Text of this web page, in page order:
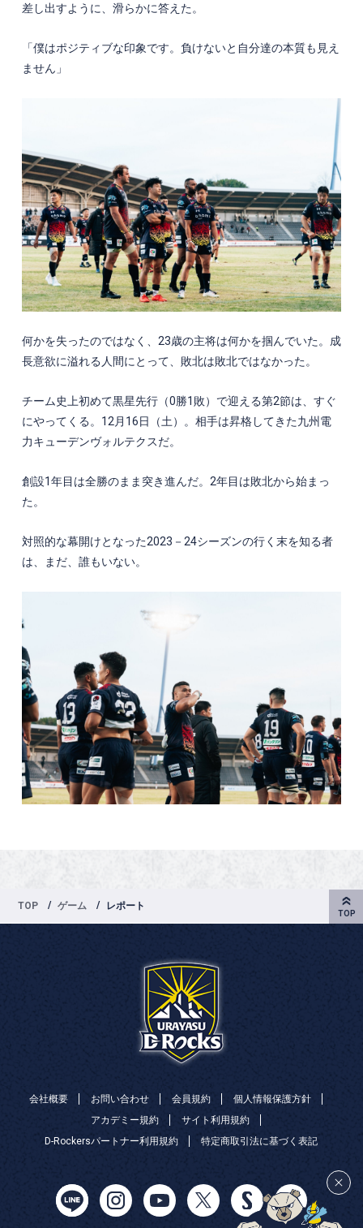
差し出すように、滑らかに答えた。
「僕はポジティブな印象です。負けないと自分達の本質も見え
ません」
何かを失ったのではなく、 23歳の主将は何かを掴んでいた。成
長意欲に溢れる人間にとって、敗北は敗北ではなかった。
チーム史上初めて黒星先行（0勝1 敗）で迎える第2節は、すぐ
にやってくる。 12 月 16日（土）。相手は昇格してきた九州電
力キューデンヴォルテクスだ。
創設1年目は全勝のまま突き進んだ。 2年目は敗北から始まっ
た。
対照的な幕開けとなった2023 － 24シーズンの行く末を知る者
は、まだ、誰もいない。
TOP ゲーム レポート
会社概要 お問い合わせ 会員規約
個人情報保護方針
アカデミー規約
サイト利用規約
D-Rockersパートナー利用規約
特定商取引法に基づく表記